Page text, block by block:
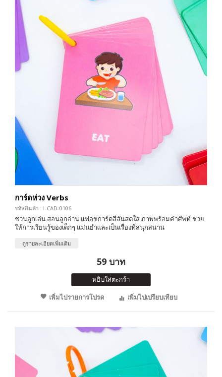
การ์ดห่วง Verbs
รหัสสินค้า : I-CAD-0106
ชวนลูกเล่น สอนลูกอ่าน แฟลชการ์ดสีสันสดใส ภาพพร้อมคำศัพท์ ช่วย
ให้การเรียนรู้ของเด็กๆ แม่นยำและเป็นเรื่องที่สนุกสนาน
ดูรายละเอียดเพิ่มเติม
59 บาท
หยิบใส่ตะกร้า
เพิ่มไปรายการโปรด
เพิ่มไปเปรียบเทียบ